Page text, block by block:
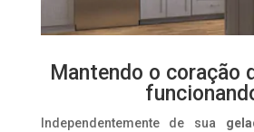
Mantendo o coração
Independentemente de sua